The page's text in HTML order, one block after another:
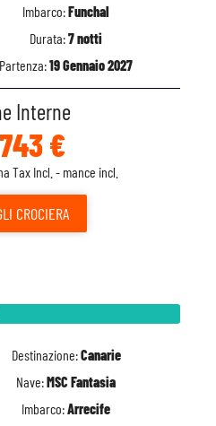
Imbarco:Funchal
Durata:7 notti
Partenza:19 Gennaio 2027
Interne
743 €
Tax Incl. - mance incl.
CROCIERA
Destinazione:Canarie
Nave:MSC Fantasia
Imbarco:Arrecife